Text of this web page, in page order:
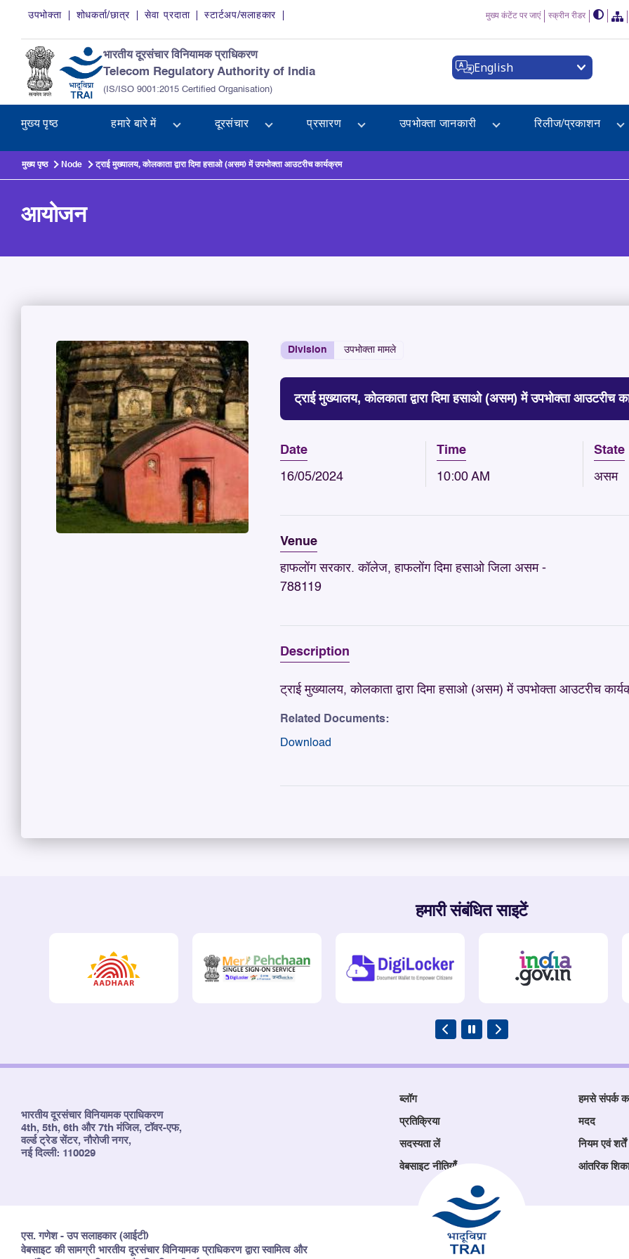
Skip to main content
उपभोक्ता शोधकर्ता/छात्र सेवा प्रदाता स्टार्टअप/सलाहकार मुख्य कंटेंट पर जाएं स्क्रीन रीडर
भारतीय दूरसंचार विनियामक प्राधिकरण
Telecom Regulatory Authority of India
(IS/ISO 9001:2015 Certified Organisation)
English
मुख्य पृष्ठ हमारे बारे में दूरसंचार प्रसारण उपभोक्ता जानकारी रिलीज/प्रकाशन
मुख्य पृष्ठ Node ट्राई मुख्यालय, कोलकाता द्वारा दिमा हसाओ (असम) में उपभोक्ता आउटरीच कार्यक्रम
आयोजन
Division उपभोक्ता मामले
ट्राई मुख्यालय, कोलकाता द्वारा दिमा हसाओ (असम) में उपभोक्ता आउटरीच
Date
16/05/2024
Time
10:00 AM
State
असम
Venue
हाफलोंग सरकार. कॉलेज, हाफलोंग दिमा हसाओ जिला असम -
788119
Description
ट्राई मुख्यालय, कोलकाता द्वारा दिमा हसाओ (असम) में उपभोक्ता आउटरीच
Related Documents:
Download
हमारी संबंधित साइटें
भारतीय दूरसंचार विनियामक प्राधिकरण
4th, 5th, 6th और 7th मंजिल, टॉवर-एफ,
वर्ल्ड ट्रेड सेंटर, नौरोजी नगर,
नई दिल्ली: 110029
ब्लॉग हमसे संपर्क
प्रतिक्रिया मदद
सदस्यता लें नियम एवं शर्तें
वेबसाइट नीतियाँ आंतरिक
एस. गणेश - उप सलाहकार (आईटी)
वेबसाइट की सामग्री भारतीय दूरसंचार विनियामक प्राधिकरण द्वारा स्वामित्व और